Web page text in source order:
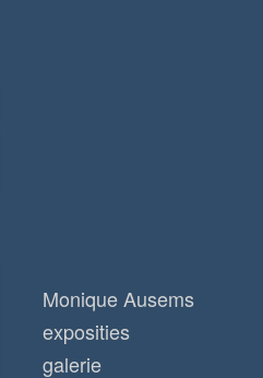
Monique Ausems
exposities
galerie